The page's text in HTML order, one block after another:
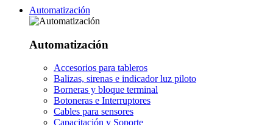
Automatización
Automatización
Accesorios para tableros
Balizas, sirenas e indicador luz piloto
Borneras y bloque terminal
Botoneras e Interruptores
Cables para sensores
Capacitación y Soporte